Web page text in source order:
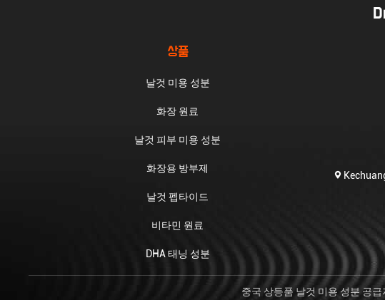
상품
날것 미용 성분
화장 원료
날것 피부 미용 성분
화장용 방부제
날것 펩타이드
비타민 원료
DHA 태닝 성분
중국 상등품 날것 미용 성분 공